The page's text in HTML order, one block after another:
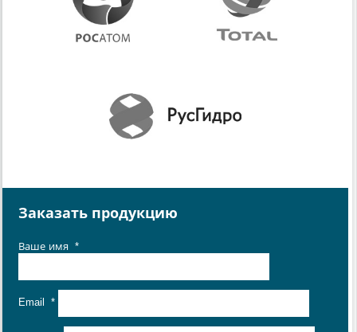
Заказать продукцию
Ваше имя *
Email *